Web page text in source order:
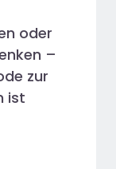
oder
–
zur
ist